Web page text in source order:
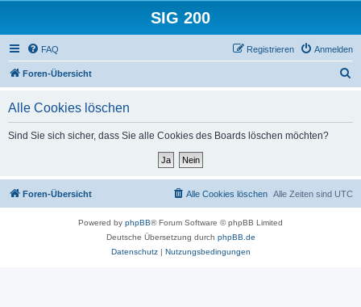
SIG 200
FAQ Anmelden
Registrieren
Foren-Übersicht
Alle Cookies löschen
Sind Sie sich sicher, dass Sie alle Cookies des Boards löschen möchten?
Foren-Übersicht Alle Zeiten sind UTC
Alle Cookies löschen
Powered by phpBB® Forum Software © phpBB Limited
Deutsche Übersetzung durch phpBB.de
Datenschutz| Nutzungsbedingungen